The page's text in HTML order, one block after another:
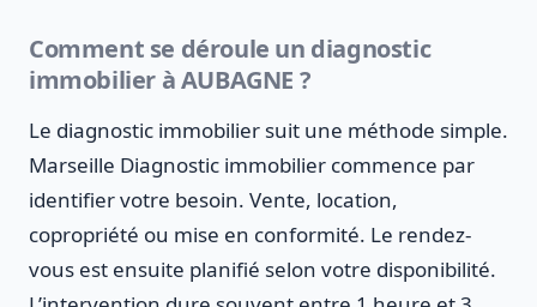
Comment se déroule un diagnostic
immobilier à AUBAGNE ?
Le diagnostic immobilier suit une méthode simple.
Marseille Diagnostic immobilier commence par
identifier votre besoin. Vente, location,
copropriété ou mise en conformité. Le rendez-
vous est ensuite planifié selon votre disponibilité.